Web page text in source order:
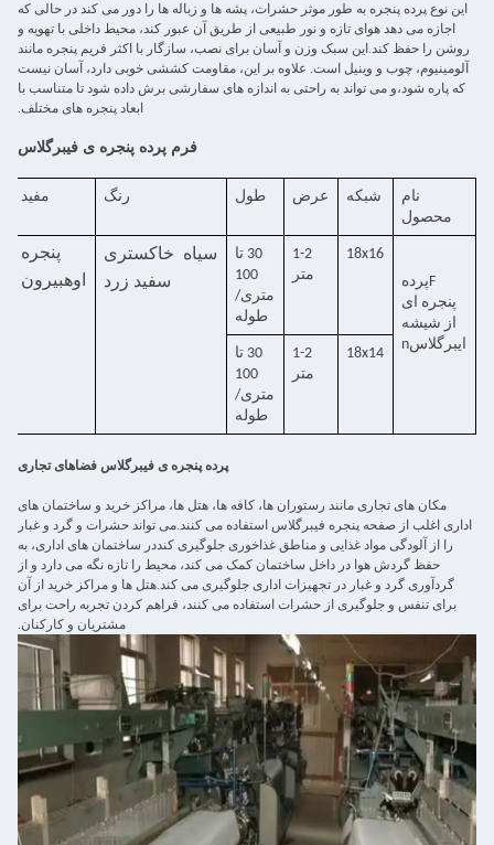
این نوع پرده پنجره به طور موثر حشرات، پشه ها و زباله ها را دور می کند در حالی که
اجازه می دهد هوای تازه و نور طبیعی از طریق آن عبور کند، محیط داخلی با تهویه و
روشن را حفظ کند.این سبک وزن و آسان برای نصب، سازگار با اکثر فریم پنجره مانند
آلومینیوم، چوب و وینیل است. علاوه بر این، مقاومت کششی خوبی دارد، آسان نیست
که پاره شود،و می تواند به راحتی به اندازه های سفارشی برش داده شود تا متناسب با
ابعاد پنجره های مختلف.
فرم پرده پنجره ی فیبرگلاس
نام
محصول
شبکه عرض طول رنگ مفید
Fپرده
پنجره ای
از شیشه
ایبرگلاسn
18x16
1-2
متر
30 تا
100
متری/
طوله
سیاه
خاکستری
سفید زرد
پنجره
اوهبیرون
18x14
1-2
متر
30 تا
100
متری/
طوله
پرده پنجره ی فیبرگلاس فضاهای تجاری
مکان های تجاری مانند رستوران ها، کافه ها، هتل ها، مراکز خرید و ساختمان های
اداری اغلب از صفحه پنجره فیبرگلاس استفاده می کنند.می تواند حشرات و گرد و غبار
را از آلودگی مواد غذایی و مناطق غذاخوری جلوگیری کنددر ساختمان های اداری، به
حفظ گردش هوا در داخل ساختمان کمک می کند، محیط را تازه نگه می دارد و از
گردآوری گرد و غبار در تجهیزات اداری جلوگیری می کند.هتل ها و مراکز خرید از آن
برای تنفس و جلوگیری از حشرات استفاده می کنند، فراهم کردن تجربه راحت برای
مشتریان و کارکنان.